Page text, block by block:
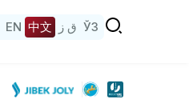
EN 中文 ق ز ЎЗ